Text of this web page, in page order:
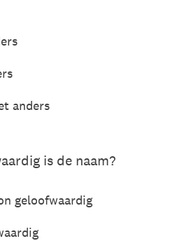
anders
is de naam?
geloofwaardig